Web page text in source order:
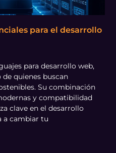
para el desarrollo
para desarrollo web,
quienes buscan
Su combinación
y compatibilidad
clave en el desarrollo
a cambiar tu